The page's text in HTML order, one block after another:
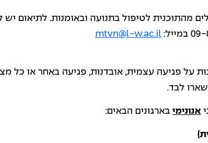
מהתוכנית לטיפול בתנועה ובאומנות. לתיאום
mtvn@l-w.ac.il
על פגיעה עצמית, אובדנות, פגיעה באחר או כל
לבד.
אנונימי בארגונים הבאים: